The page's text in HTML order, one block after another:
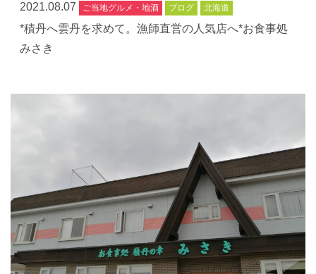
2021.08.07 ご当地グルメ・地酒 ブログ 北海道
*積丹へ雲丹を求めて。漁師直営の人気店へ*お食事処
みさき